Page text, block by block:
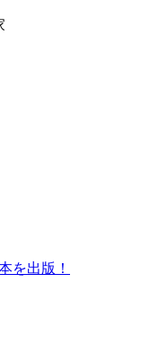
を出版！